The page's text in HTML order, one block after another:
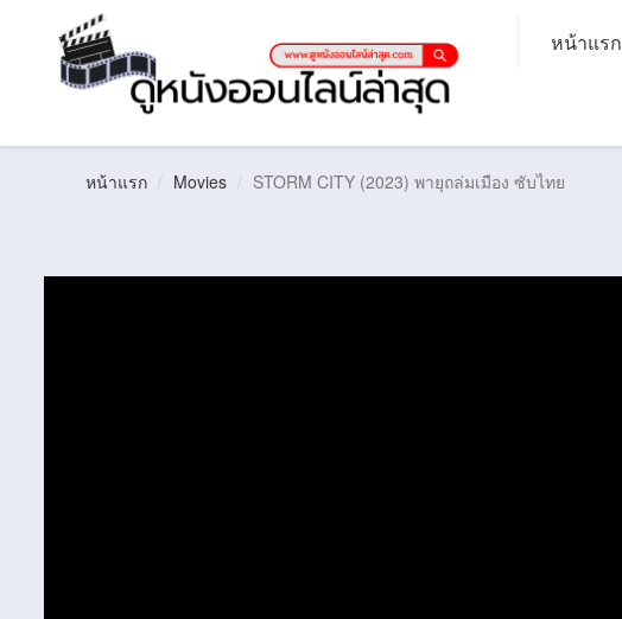
หน้าแรก
หน้าแรก Movies STORM CITY (2023) พายุถล่มเมือง ซับไทย